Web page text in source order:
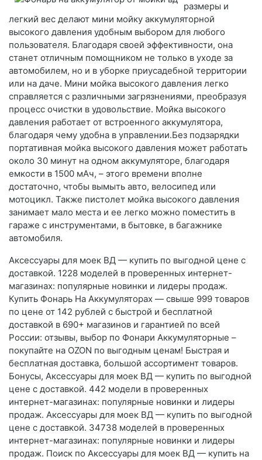
размеры и
легкий вес делают мини мойку аккумуляторной
высокого давления удобным выбором для любого
пользователя. Благодаря своей эффективности, она
станет отличным помощником не только в уходе за
автомобилем, но и в уборке приусадебной территории
или на даче. Мини мойка высокого давления легко
справляется с различными загрязнениями, преобразуя
процесс очистки в удовольствие. Мойка высокого
давления работает от встроенного аккумулятора,
благодаря чему удобна в управлении.Без подзарядки
портативная мойка высокого давления может работать
около 30 минут на одном аккумуляторе, благодаря
емкости в 1500 мАч, – этого времени вполне
достаточно, чтобы вымыть авто, велосипед или
мотоцикл. Также пистолет мойка высокого давления
занимает мало места и ее легко можно поместить в
гараже с инструментами, в бытовке, в багажнике
автомобиля.
Аксессуары для моек ВД — купить по выгодной цене с
доставкой. 1228 моделей в проверенных интернет-
магазинах: популярные новинки и лидеры продаж.
Купить Фонарь На Аккумуляторах — свыше 999 товаров
по цене от 142 рублей с быстрой и бесплатной
доставкой в 690+ магазинов и гарантией по всей
России: отзывы, выбор по Фонари Аккумуляторные –
покупайте на OZON по выгодным ценам! Быстрая и
бесплатная доставка, большой ассортимент товаров.
Бонусы, Аксессуары для моек ВД — купить по выгодной
цене с доставкой. 442 модели в проверенных
интернет-магазинах: популярные новинки и лидеры
продаж. Аксессуары для моек ВД — купить по выгодной
цене с доставкой. 34738 моделей в проверенных
интернет-магазинах: популярные новинки и лидеры
продаж. Поиск по Аксессуары для моек ВД — купить на